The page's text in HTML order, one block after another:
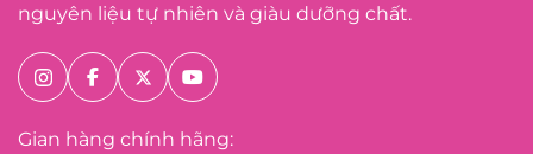
nguyên liệu tự nhiên và giàu dưỡng chất.
Gian hàng chính hãng: